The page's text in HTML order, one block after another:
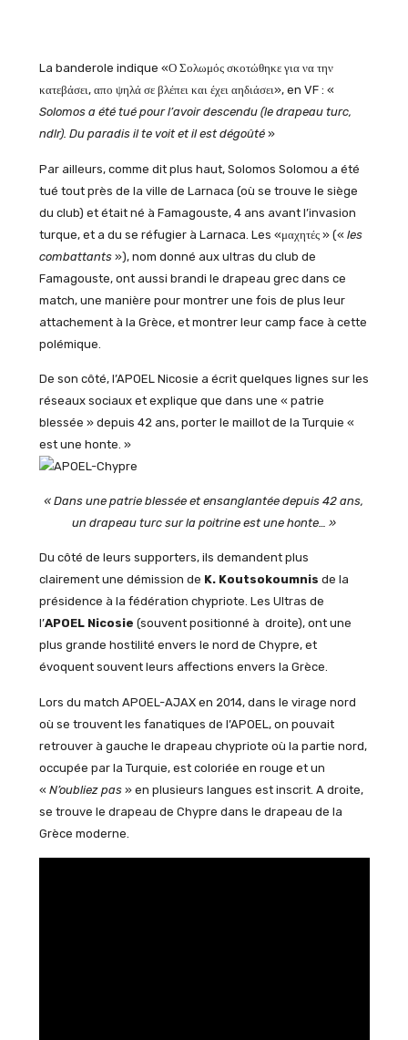
La banderole indique «Ο Σολωμός σκοτώθηκε για να την
κατεβάσει, απο ψηλά σε βλέπει και έχει αηδιάσει», en VF : «
Solomos a été tué pour l’avoir descendu (le drapeau turc,
ndlr). Du paradis il te voit et il est dégoûté»
Par ailleurs, comme dit plus haut, Solomos Solomou a été
tué tout près de la ville de Larnaca (où se trouve le siège
du club) et était né à Famagouste, 4 ans avant l’invasion
turque, et a du se réfugier à Larnaca. Les «μαχητές » (« les
combattants»), nom donné aux ultras du club de
Famagouste, ont aussi brandi le drapeau grec dans ce
match, une manière pour montrer une fois de plus leur
attachement à la Grèce, et montrer leur camp face à cette
polémique.
De son côté, l’APOEL Nicosie a écrit quelques lignes sur les
réseaux sociaux et explique que dans une « patrie
blessée » depuis 42 ans, porter le maillot de la Turquie «
est une honte. »
« Dans une patrie blessée et ensanglantée depuis 42 ans,
un drapeau turc sur la poitrine est une honte… »
Du côté de leurs supporters, ils demandent plus
clairement une démission de K. Koutsokoumnis de la
présidence à la fédération chypriote. Les Ultras de
l’APOEL Nicosie (souvent positionné à droite), ont une
plus grande hostilité envers le nord de Chypre, et
évoquent souvent leurs affections envers la Grèce.
Lors du match APOEL-AJAX en 2014, dans le virage nord
où se trouvent les fanatiques de l’APOEL, on pouvait
retrouver à gauche le drapeau chypriote où la partie nord,
occupée par la Turquie, est coloriée en rouge et un
« N’oubliez pas » en plusieurs langues est inscrit. A droite,
se trouve le drapeau de Chypre dans le drapeau de la
Grèce moderne.